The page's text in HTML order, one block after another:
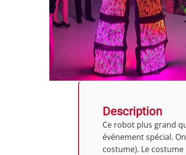
Description
Ce robot plus grand
événement spécial.
costume). Le